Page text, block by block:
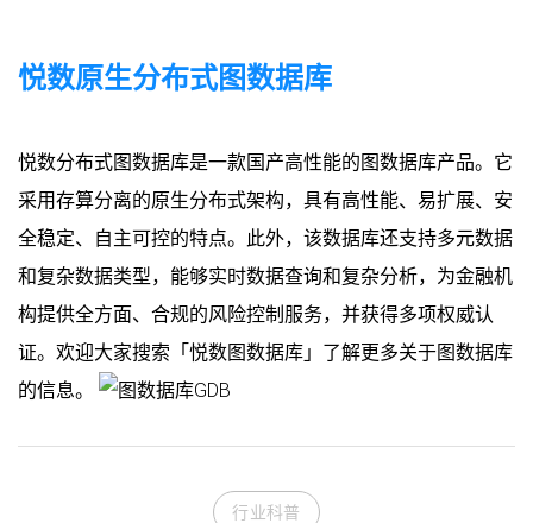
悦数原生分布式图数据库
悦数分布式图数据库是一款国产高性能的图数据库产品。它
采用存算分离的原生分布式架构，具有高性能、易扩展、安
全稳定、自主可控的特点。此外，该数据库还支持多元数据
和复杂数据类型，能够实时数据查询和复杂分析，为金融机
构提供全方面、合规的风险控制服务，并获得多项权威认
证。欢迎大家搜索「悦数图数据库」了解更多关于图数据库
的信息。
行业科普